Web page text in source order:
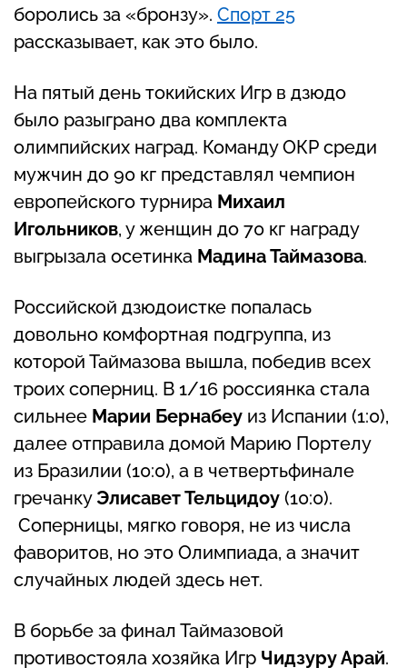
боролись за «бронзу». Спорт 25
рассказывает, как это было.
На пятый день токийских Игр в дзюдо
было разыграно два комплекта
олимпийских наград. Команду ОКР среди
мужчин до 90 кг представлял чемпион
европейского турнира Михаил
Игольников, у женщин до 70 кг награду
выгрызала осетинка Мадина Таймазова.
Российской дзюдоистке попалась
довольно комфортная подгруппа, из
которой Таймазова вышла, победив всех
троих соперниц. В 1/16 россиянка стала
сильнее Марии Бернабеу из Испании (1:0),
далее отправила домой Марию Портелу
из Бразилии (10:0), а в четвертьфинале
гречанку Элисавет Тельцидоу (10:0).
Соперницы, мягко говоря, не из числа
фаворитов, но это Олимпиада, а значит
случайных людей здесь нет.
В борьбе за финал Таймазовой
противостояла хозяйка Игр Чидзуру Арай.